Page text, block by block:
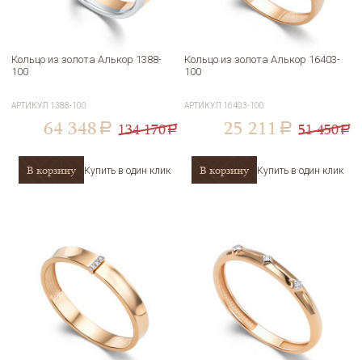
Кольцо из золота Алькор 1388-
100
АРТИКУЛ 1388-100
64 348 a 134 170a
В корзину Купить в один клик
Кольцо из золота Алькор 16403-
100
АРТИКУЛ 16403-100
25 211 a 51 450a
В корзину Купить в один клик